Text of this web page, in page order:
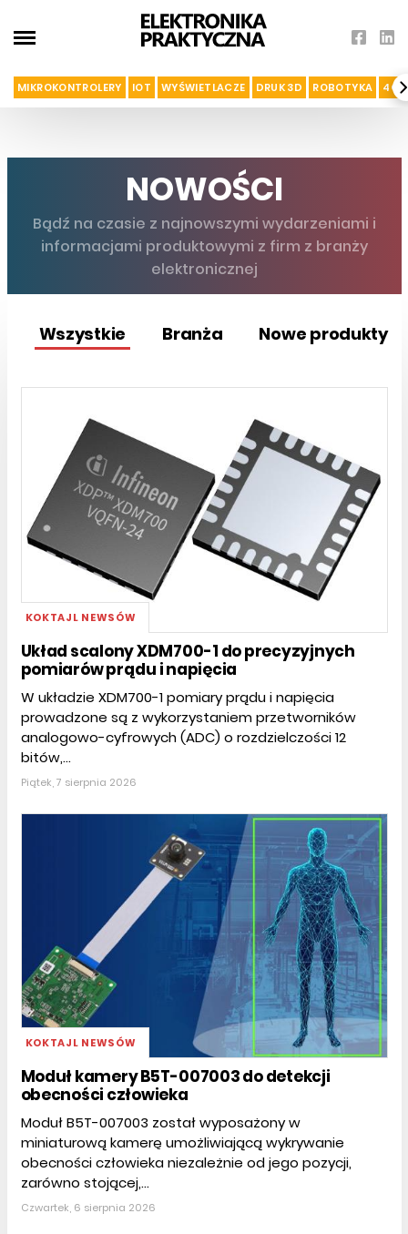
MIKROKONTROLERY IOT WYŚWIETLACZE DRUK 3D ROBOTYKA 4G I
NOWOŚCI
Bądź na czasie z najnowszymi wydarzeniami i
informacjami produktowymi z firm z branży
elektronicznej
Wszystkie Branża Nowe produkty
KOKTAJL NEWSÓW
Układ scalony XDM700-1 do precyzyjnych
pomiarów prądu i napięcia
W układzie XDM700-1 pomiary prądu i napięcia
prowadzone są z wykorzystaniem przetworników
analogowo-cyfrowych (ADC) o rozdzielczości 12
bitów,...
Piątek, 7 sierpnia 2026
KOKTAJL NEWSÓW
Moduł kamery B5T-007003 do detekcji
obecności człowieka
Moduł B5T-007003 został wyposażony w
miniaturową kamerę umożliwiającą wykrywanie
obecności człowieka niezależnie od jego pozycji,
zarówno stojącej,...
Czwartek, 6 sierpnia 2026